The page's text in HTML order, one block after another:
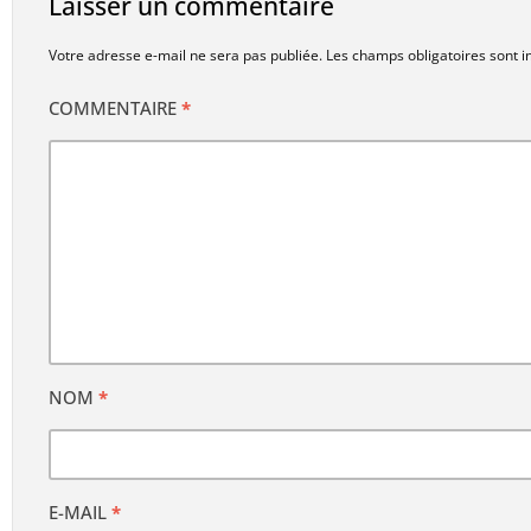
Votre adresse e-mail ne sera pas publiée. Les champs obligatoires sont
COMMENTAIRE *
NOM *
E-MAIL *